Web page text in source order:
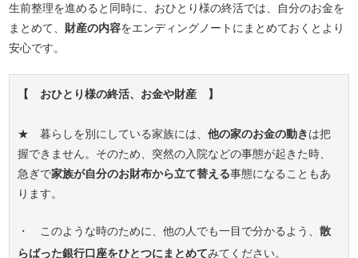
生前整理を進めると同時に、おひとり様の終活では、自分のお金を
まとめて、 財産の内容をエンディングノートにまとめておくとより
安心です。
【 おひとり様の終活、お金や財産 】
★ 暮らしを別にしている家族には、他の家のお金の動きは把
握できません。そのため、突然の入院などの事態が起きた時、
急ぎで家族が自分のお財布から立て替える事態になることもあ
ります。
・ このような時のために、他の人でも一目で分かるよう、散
らばった銀行口座をひとつにまとめてみてください。